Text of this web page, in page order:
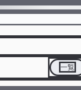
一覧